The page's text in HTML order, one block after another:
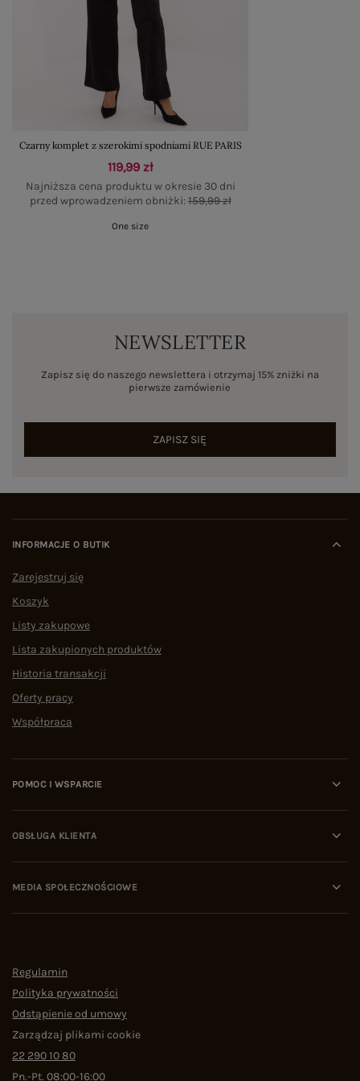
Czarny komplet z szerokimi spodniami RUE PARIS
119,99 zł
Najniższa cena produktu w okresie 30 dni
przed wprowadzeniem obniżki:159,99 zł
One size
NEWSLETTER
Zapisz się do naszego newslettera i otrzymaj 15% zniżki na
pierwsze zamówienie
ZAPISZ SIĘ
INFORMACJE O BUTIK
Zarejestruj się
Koszyk
Listy zakupowe
Lista zakupionych produktów
Historia transakcji
Oferty pracy
Współpraca
POMOC I WSPARCIE
OBSŁUGA KLIENTA
MEDIA SPOŁECZNOŚCIOWE
Regulamin
Polityka prywatności
Odstąpienie od umowy
Zarządzaj plikami cookie
22 290 10 80
Pn.-Pt. 08:00-16:00